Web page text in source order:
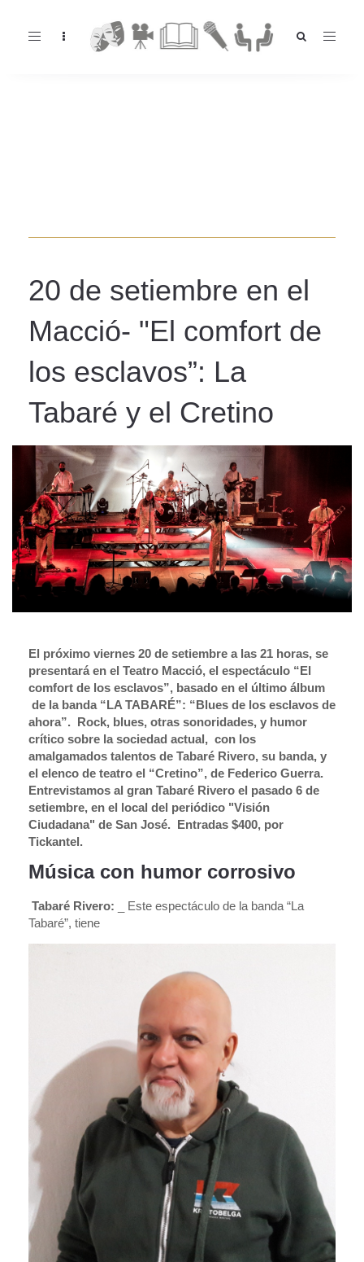
Toggle
20 de setiembre en el
Macció- "El comfort de
los esclavos”: La
Tabaré y el Cretino
El próximo viernes 20 de setiembre a las 21 horas, se
presentará en el Teatro Macció, el espectáculo “El
comfort de los esclavos”, basado en el último álbum
de la banda “LA TABARÉ”: “Blues de los esclavos de
ahora”. Rock, blues, otras sonoridades, y humor
crítico sobre la sociedad actual, con los
amalgamados talentos de Tabaré Rivero, su banda, y
el elenco de teatro el “Cretino”, de Federico Guerra.
Entrevistamos al gran Tabaré Rivero el pasado 6 de
setiembre, en el local del periódico "Visión
Ciudadana" de San José. Entradas $400, por
Tickantel.
Música con humor corrosivo
Tabaré Rivero:
_ Este espectáculo de la banda “La
Tabaré”, tiene